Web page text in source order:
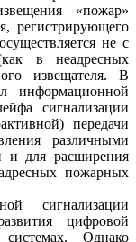
«пожар»
регистрирующего
не с
в неадресных
извещателя. В
информационной
сигнализации
передачи
различными
и для расширения
пожарных
сигнализации
цифровой
Однако